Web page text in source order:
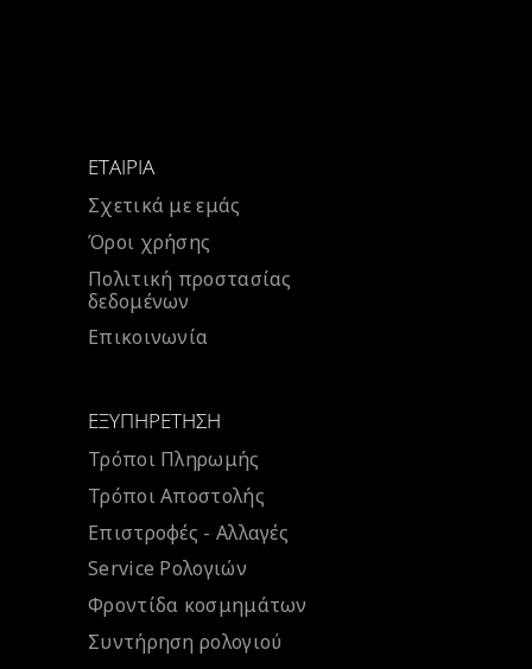
ΕΤΑΙΡΊΑ
Σχετικά με εμάς
Όροι χρήσης
Πολιτική προστασίας
δεδομένων
Επικοινωνία
ΕΞΥΠΗΡΈΤΗΣΗ
Τρόποι Πληρωμής
Τρόποι Αποστολής
Επιστροφές - Αλλαγές
Service Ρολογιών
Φροντίδα κοσμημάτων
Συντήρηση ρολογιού